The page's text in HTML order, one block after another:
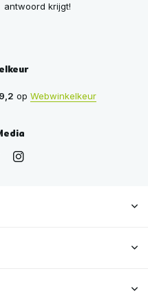
antwoord krijgt!
9,2 op Webwinkelkeur